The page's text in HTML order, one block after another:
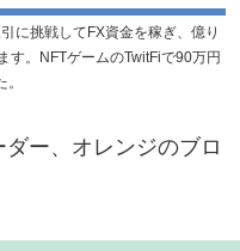
に挑戦してFX資金を稼ぎ、億り
す。NFTゲームのTwitFiで90万円
ー、オレンジのブロ